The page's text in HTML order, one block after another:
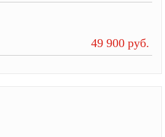
49 900 руб.